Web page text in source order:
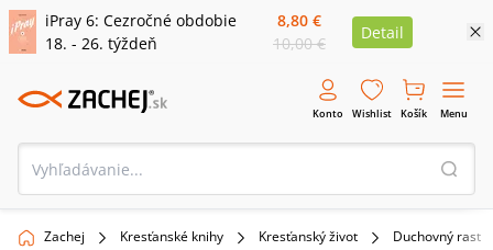
iPray 6: Cezročné obdobie
18. - 26. týždeň
8,80 €
10,00 €
Detail
Konto Wishlist Košík Menu
Zachej Kresťanské knihy Kresťanský život Duchovný rast